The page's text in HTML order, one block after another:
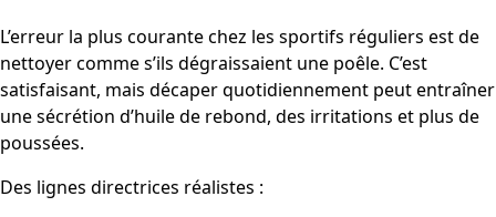
L’erreur la plus courante chez les sportifs réguliers est de
nettoyer comme s’ils dégraissaient une poêle. C’est
satisfaisant, mais décaper quotidiennement peut entraîner
une sécrétion d’huile de rebond, des irritations et plus de
poussées.
Des lignes directrices réalistes :